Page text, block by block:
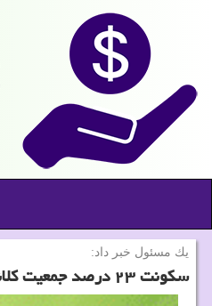
یك مسئول خبر داد:
سكونت ۲۳ درصد جمعیت كلانشهر اراك در محلات حاشیه ای